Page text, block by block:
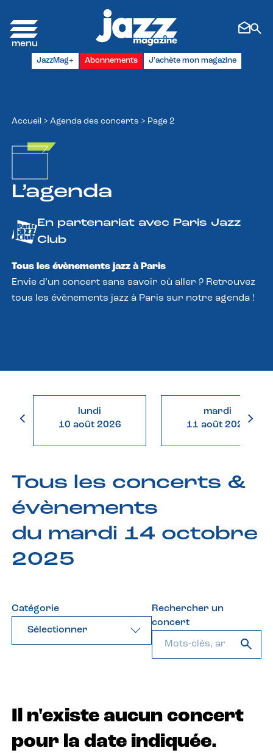
JazzMag+ Abonnements J'achète mon magazine
Accueil > Agenda des concerts > Page 2
L’agenda
En partenariat avec Paris Jazz
Club
Tous les évènements jazz à Paris
Envie d’un concert sans savoir où aller ? Retrouvez
tous les évènements jazz à Paris sur notre agenda !
lundi
10 août 2026
mardi
11 août 2026
Tous les concerts &
évènements
du mardi 14 octobre
2025
Catégorie
Sélectionner
Rechercher un
concert
Il n'existe aucun concert
pour la date indiquée.